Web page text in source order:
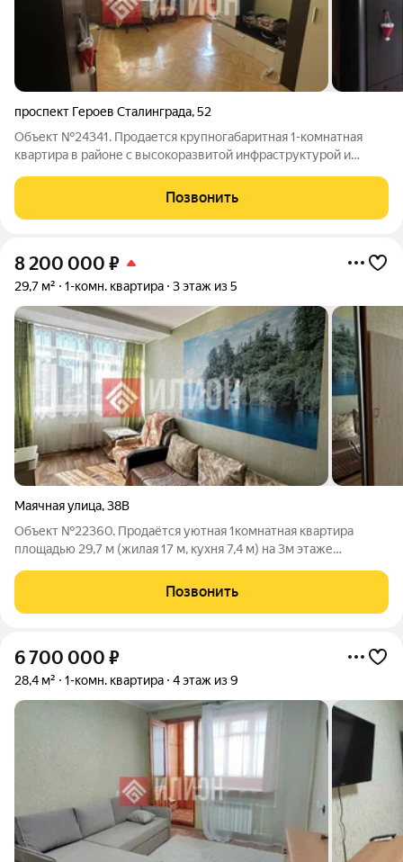
проспект Героев Сталинграда,52
Объект №24341. Продается крупногабаритная 1-комнатная
квартира в районе с высокоразвитой инфраструктурой и
этаже 6-ти этажного дома. Параметры квартиры: - Общая
площадь: 53 кв.м - Площадь комнаты:
Позвонить
8 200 000 ₽
29,7 м² 1-комн. квартира 3 этаж из 5
Маячная улица,38В
Объект №22360. Продаётся уютная 1комнатная квартира
площадью 29,7 м (жилая 17 м, кухня 7,4 м) на 3м этаже
отопления АГВКвартира в обычном состоянии можно заехать
сразу. Совмещённый санузел,
Позвонить
6 700 000 ₽
28,4 м² 1-комн. квартира 4 этаж из 9